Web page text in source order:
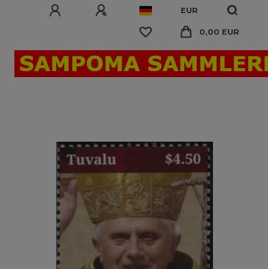
EUR
0,00 EUR